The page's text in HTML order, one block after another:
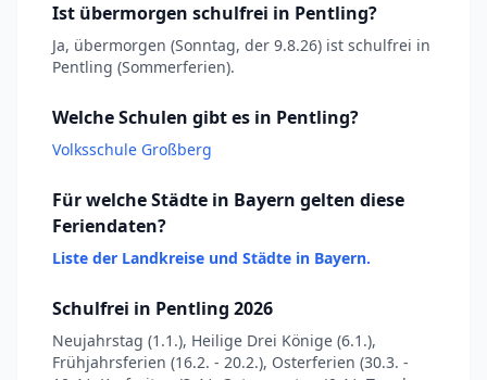
Ist übermorgen schulfrei in Pentling?
Ja, übermorgen (Sonntag, der 9.8.26) ist schulfrei in
Pentling (Sommerferien).
Welche Schulen gibt es in Pentling?
Volksschule Großberg
Für welche Städte in Bayern gelten diese
Feriendaten?
Liste der Landkreise und Städte in Bayern.
Schulfrei in Pentling 2026
Neujahrstag (1.1.), Heilige Drei Könige (6.1.),
Frühjahrsferien (16.2. - 20.2.), Osterferien (30.3. -